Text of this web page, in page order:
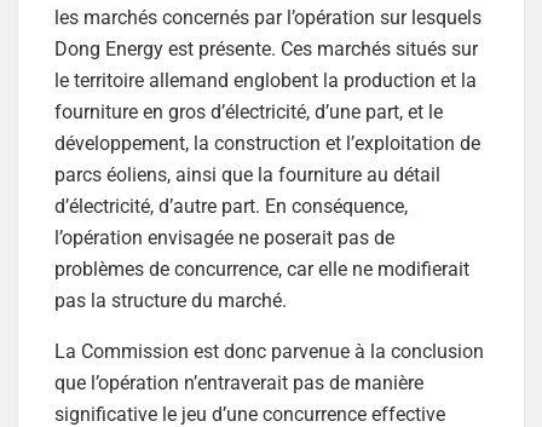
les marchés concernés par l’opération sur lesquels
Dong Energy est présente. Ces marchés situés sur
le territoire allemand englobent la production et la
fourniture en gros d’électricité, d’une part, et le
développement, la construction et l’exploitation de
parcs éoliens, ainsi que la fourniture au détail
d’électricité, d’autre part. En conséquence,
l’opération envisagée ne poserait pas de
problèmes de concurrence, car elle ne modifierait
pas la structure du marché.
La Commission est donc parvenue à la conclusion
que l’opération n’entraverait pas de manière
significative le jeu d’une concurrence effective